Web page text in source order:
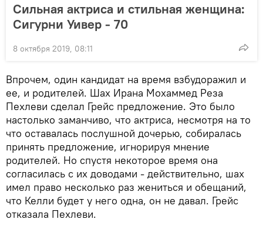
Сильная актриса и стильная женщина:
Сигурни Уивер - 70
8 октября 2019, 08:11
Впрочем, один кандидат на время взбудоражил и
ее, и родителей. Шах Ирана Мохаммед Реза
Пехлеви сделал Грейс предложение. Это было
настолько заманчиво, что актриса, несмотря на то
что оставалась послушной дочерью, собиралась
принять предложение, игнорируя мнение
родителей. Но спустя некоторое время она
согласилась с их доводами - действительно, шах
имел право несколько раз жениться и обещаний,
что Келли будет у него одна, он не давал. Грейс
отказала Пехлеви.